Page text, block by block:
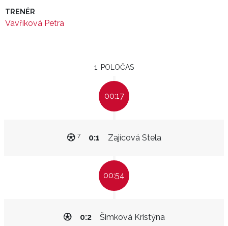
TRENÉR
Vavříková Petra
1. POLOČAS
00:17
Zajícová Stela
0:1
7
00:54
Šimková Kristýna
0:2